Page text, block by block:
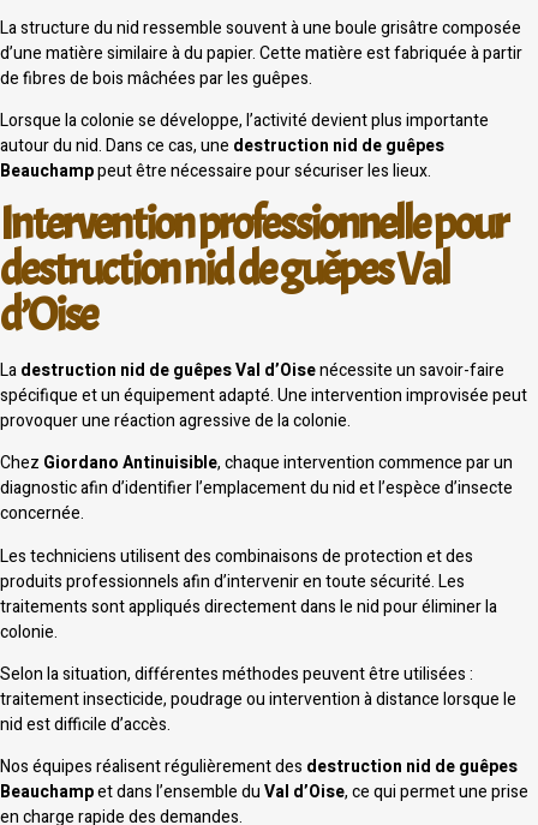
La structure du nid ressemble souvent à une boule grisâtre composée
d’une matière similaire à du papier. Cette matière est fabriquée à partir
de fibres de bois mâchées par les guêpes.
Lorsque la colonie se développe, l’activité devient plus importante
autour du nid. Dans ce cas, une destruction nid de guêpes
Beauchamppeut être nécessaire pour sécuriser les lieux.
Intervention professionnelle pour
destruction nid de guêpes Val
d’Oise
Ladestruction nid de guêpes Val d’Oisenécessite un savoir-faire
spécifique et un équipement adapté. Une intervention improvisée peut
provoquer une réaction agressive de la colonie.
Chez Giordano Antinuisible, chaque intervention commence par un
diagnostic afin d’identifier l’emplacement du nid et l’espèce d’insecte
concernée.
Les techniciens utilisent des combinaisons de protection et des
produits professionnels afin d’intervenir en toute sécurité. Les
traitements sont appliqués directement dans le nid pour éliminer la
colonie.
Selon la situation, différentes méthodes peuvent être utilisées :
traitement insecticide, poudrage ou intervention à distance lorsque le
nid est difficile d’accès.
Nos équipes réalisent régulièrement des destruction nid de guêpes
Beauchampet dans l’ensemble duVal d’Oise, ce qui permet une prise
en charge rapide des demandes.